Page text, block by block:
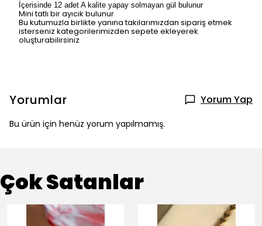
İçerisinde 12 adet A kalite yapay solmayan gül bulunur
Mini tatlı bir ayıcık bulunur
Bu kutumuzla birlikte yanına takılarımızdan sipariş etmek
isterseniz kategorilerimizden sepete ekleyerek
oluşturabilirsiniz
Yorumlar Yorum Yap
Bu ürün için henüz yorum yapılmamış.
Çok Satanlar